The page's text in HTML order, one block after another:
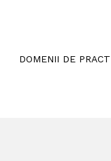
DOMENII DE